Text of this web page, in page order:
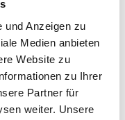
und Anzeigen zu
Medien anbieten
Website zu
zu Ihrer
Partner für
weiter. Unsere
· Diamant 0,05ct